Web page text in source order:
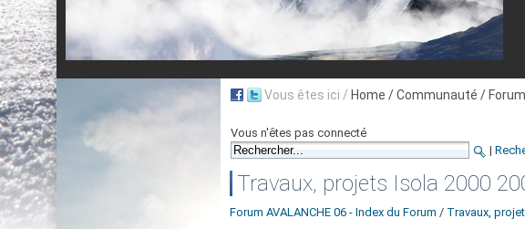
Vous êtes ici / Home / Communauté / Forum
Vous n'êtes pas connecté
|
Travaux, projets Isola 2000
Forum AVALANCHE 06 - Index du Forum / Travaux,